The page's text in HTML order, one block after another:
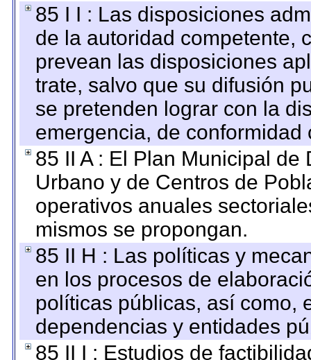
85 I I : Las disposiciones
de la autoridad competente,
prevean las disposiciones
trate, salvo que su difusión
se pretenden lograr con la
emergencia, de
85 II A : El Plan Municipal
Urbano y de Centros de
operativos anuales
mismos se propongan.
85 II H : Las políticas y
en los procesos de
políticas públicas, así como,
dependencias y entidades
85 II I : Estudios de